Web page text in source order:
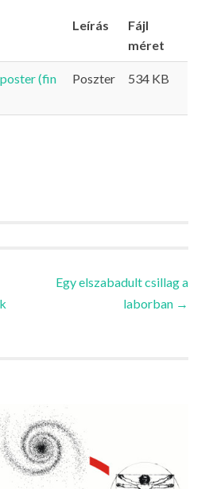
Leírás
Fájl
méret
(fin
Poszter 534 KB
Egy elszabadult csillag a
laborban →